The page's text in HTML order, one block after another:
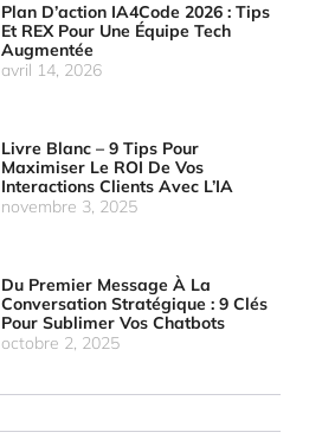
Plan D’action IA4Code 2026 : Tips
Et REX Pour Une Équipe Tech
Augmentée
avril 14, 2026
Livre Blanc – 9 Tips Pour
Maximiser Le ROI De Vos
Interactions Clients Avec L’IA
novembre 3, 2025
Du Premier Message À La
Conversation Stratégique : 9 Clés
Pour Sublimer Vos Chatbots
octobre 2, 2025